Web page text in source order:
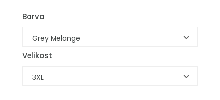
Barva
Grey Melange
Velikost
3XL